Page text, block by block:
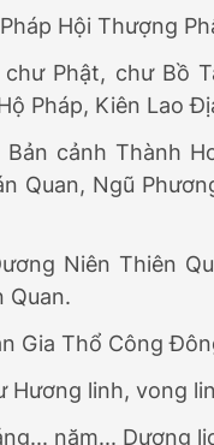
Hội Thượng
Phật, chư Bồ
Pháp, Kiên Lao
cảnh Thành
Quan, Ngũ
Niên Thiên
Quan.
Gia Thổ Công
Hương linh, vong
năm... Dương